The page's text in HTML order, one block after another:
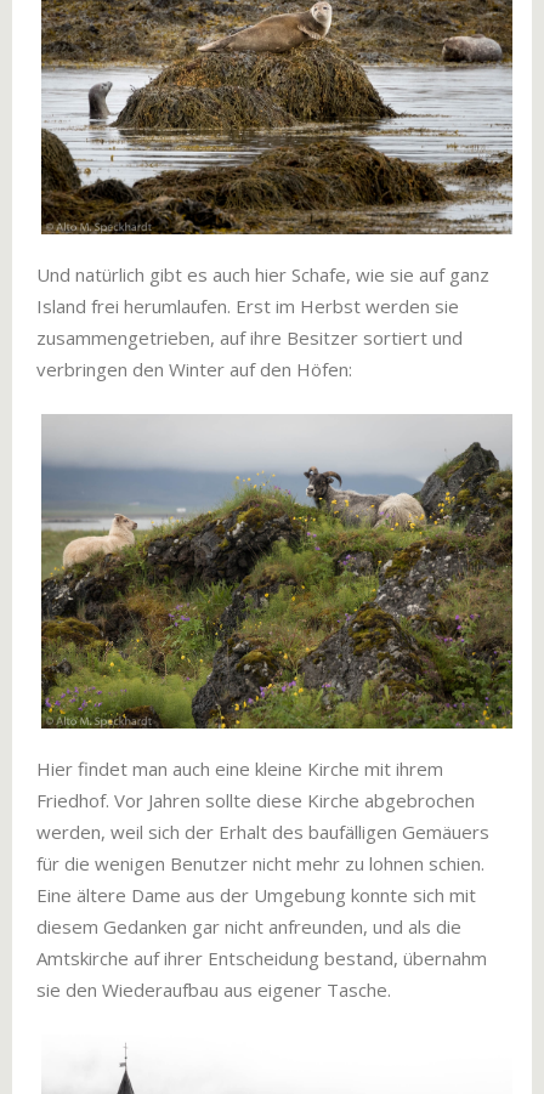
Und natürlich gibt es auch hier Schafe, wie sie auf ganz
Island frei herumlaufen. Erst im Herbst werden sie
zusammengetrieben, auf ihre Besitzer sortiert und
verbringen den Winter auf den Höfen:
Hier findet man auch eine kleine Kirche mit ihrem
Friedhof. Vor Jahren sollte diese Kirche abgebrochen
werden, weil sich der Erhalt des baufälligen Gemäuers
für die wenigen Benutzer nicht mehr zu lohnen schien.
Eine ältere Dame aus der Umgebung konnte sich mit
diesem Gedanken gar nicht anfreunden, und als die
Amtskirche auf ihrer Entscheidung bestand, übernahm
sie den Wiederaufbau aus eigener Tasche.